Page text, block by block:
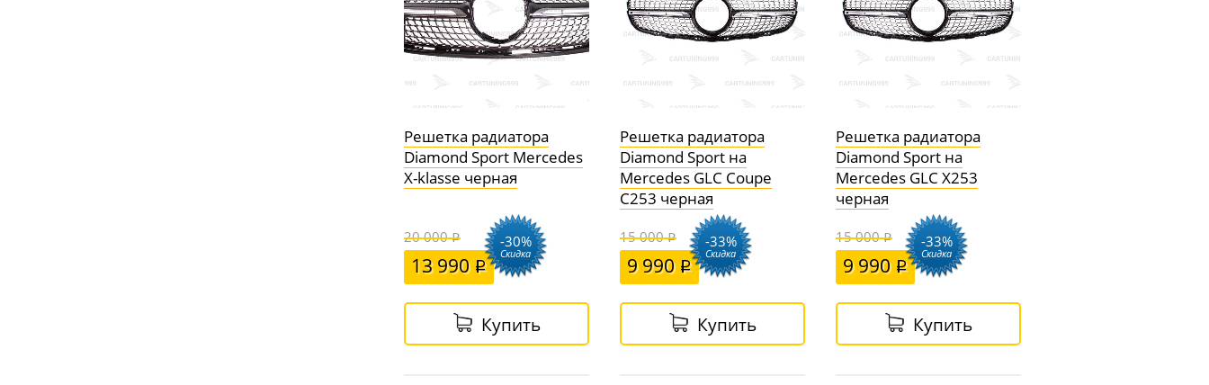
Решетка радиатора
Diamond Sport Mercedes
X-klasse черная
20 000
13 990
-30%
Скидка
Купить
Решетка радиатора
Diamond Sport на
Mercedes GLC Coupe
C253 черная
15 000
9 990
-33%
Скидка
Купить
Решетка радиатора
Diamond Sport на
Mercedes GLC X253
черная
15 000
9 990
-33%
Скидка
Купить